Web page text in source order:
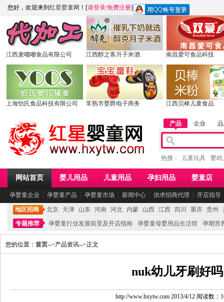
您好，欢迎来到 红星婴童网 ！[请登录/免费注册]
江西麦嘟嘟食品有限公司 江西醇之客月子米酒 南昌爱可食品科技
上海怡氏食品科技有限公司 常熟市婴爵电子商务 江西贝棒儿童食品
产品 企业
热搜： 儿童玩具 婴幼
网站首页 婴儿用品 儿童用品 孕妇用品 婴童店
孕婴童企业 ┆ 孕婴童产品 ┆ 孕婴童市场 ┆ 新闻中心 ┆ 供求招商代理 ┆ 开店指导
地区招商 北京 天津 山东 河南 河北 内蒙 山西 江西 四川 重庆 贵州
专题推荐
孕婴童行业发展前景及开店指南 孕婴童母婴用品生活馆 孕期营
您的位置： 首页-->产品资讯-->正文
nuk幼儿牙刷好吗
http://www.hxytw.com 2013/4/12 阅读数：